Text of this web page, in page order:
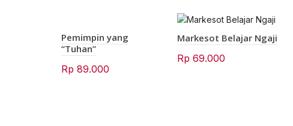
Pemimpin yang
“Tuhan”
Rp 89.000
Markesot Belajar Ngaji
Rp 69.000